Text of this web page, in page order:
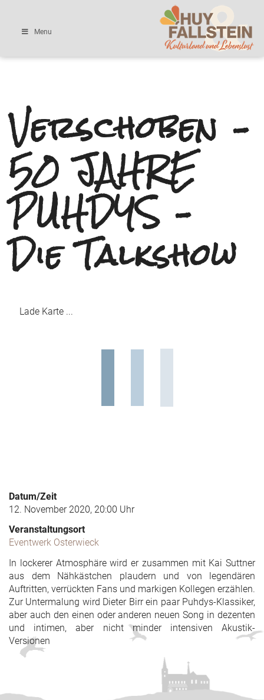
Menu
Verschoben –
50 JAHRE
PUHDYS –
Die Talkshow
Lade Karte ...
Datum/Zeit
12. November 2020, 20:00 Uhr
Veranstaltungsort
Eventwerk Osterwieck
In lockerer Atmosphäre wird er zusammen mit Kai Suttner
aus dem Nähkästchen plaudern und von legendären
Auftritten, verrückten Fans und markigen Kollegen erzählen.
Zur Untermalung wird Dieter Birr ein paar Puhdys-Klassiker,
aber auch den einen oder anderen neuen Song in dezenten
und intimen, aber nicht minder intensiven Akustik-
Versionen